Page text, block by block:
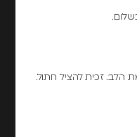
הלב. זכית להציל חתול.